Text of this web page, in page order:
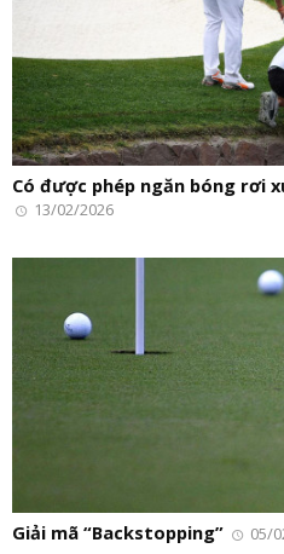
Có được phép ngăn bóng rơi
13/02/2026
Giải mã “Backstopping” 05/